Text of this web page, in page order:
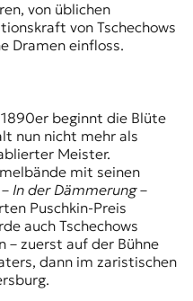
von üblichen
von Tschechows
Dramen einfloss.
beginnt die Blüte
nun nicht mehr als
Meister.
mit seinen
In der Dämmerung–
Puschkin-Preis
auch Tschechows
– zuerst auf der Bühne
dann im zaristischen